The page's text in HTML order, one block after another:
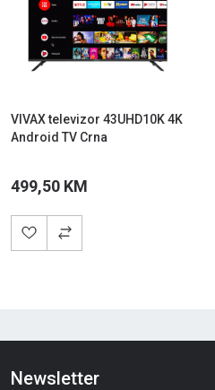
VIVAX televizor 43UHD10K 4K
Android TV Crna
499,50 KM
Newsletter